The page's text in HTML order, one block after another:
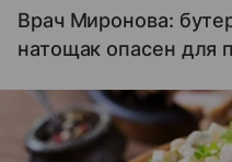
Врач Миронова:
натощак опасен для